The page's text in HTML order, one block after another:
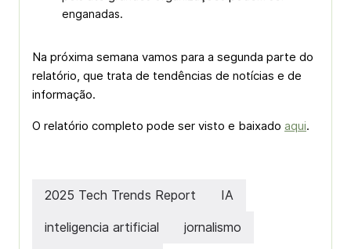
enganadas.
Na próxima semana vamos para a segunda parte do
relatório, que trata de tendências de notícias e de
informação.
O relatório completo pode ser visto e baixado aqui.
2025 Tech Trends Report IA
inteligencia artificial jornalismo